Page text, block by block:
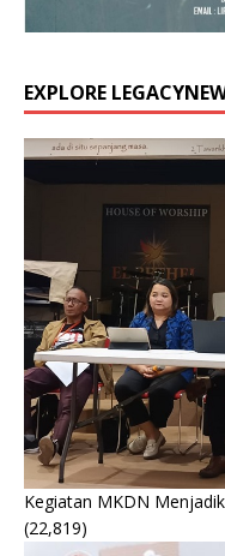
EXPLORE
Kegiatan MKDN
(22,819)